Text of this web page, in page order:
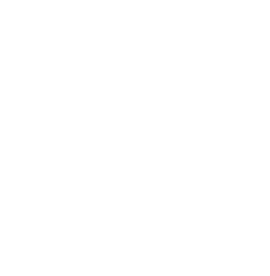
anuncia novo patrocínio
time feminino